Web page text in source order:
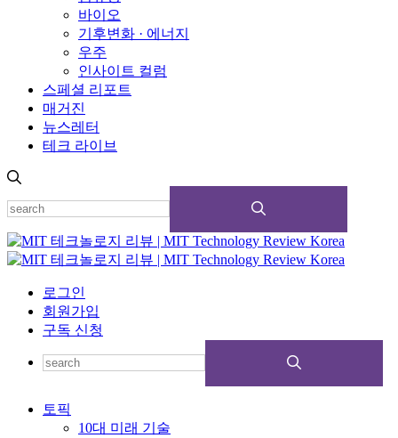
바이오
기후변화 · 에너지
우주
인사이트 컬럼
스페셜 리포트
매거진
뉴스레터
테크 라이브
로그인
회원가입
구독 신청
토픽
10대 미래 기술